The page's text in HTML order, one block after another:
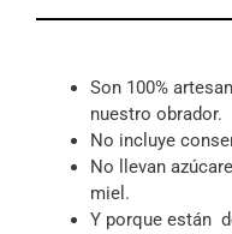
Son 100%
nuestro obrador.
No incluye
No llevan
miel.
Y porque están